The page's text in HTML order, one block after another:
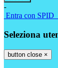
-
Entra con SPID
Seleziona
button close ×